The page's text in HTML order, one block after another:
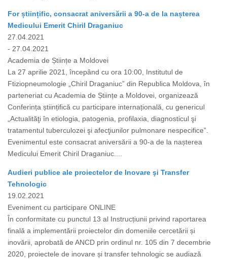
For științific, consacrat aniversării a 90-a de la nașterea
Medicului Emerit Chiril Draganiuc
27.04.2021
- 27.04.2021
Academia de Științe a Moldovei
La 27 aprilie 2021, începând cu ora 10:00, Institutul de
Ftiziopneumologie „Chiril Draganiuc” din Republica Moldova, în
parteneriat cu Academia de Științe a Moldovei, organizează
Conferința științifică cu participare internațională, cu genericul
„Actualităţi în etiologia, patogenia, profilaxia, diagnosticul şi
tratamentul tuberculozei şi afecţiunilor pulmonare nespecifice”.
Evenimentul este consacrat aniversării a 90-a de la nașterea
Medicului Emerit Chiril Draganiuc....
Audieri publice ale proiectelor de Inovare şi Transfer
Tehnologic
19.02.2021
Eveniment cu participare ONLINE
În conformitate cu punctul 13 al Instrucțiunii privind raportarea
finală a implementării proiectelor din domeniile cercetării și
inovării, aprobată de ANCD prin ordinul nr. 105 din 7 decembrie
2020, proiectele de inovare și transfer tehnologic se audiază